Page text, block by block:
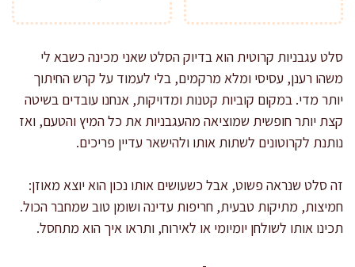
סלט עגבניות קרוטית הוא בדיוק הסלט שאני מכינה כשבא לי
משהו רענן, עסיסי ומלא מרקמים, בלי לעמוד על קרש החיתוך
יותר מדי. במקום קוביות קטנות ומדויקות, אנחנו עובדים בשיטה
קצת יותר חופשית שמוציאה מהעגבניות את כל המיץ והטעם, ואז
נותנת לקרוטונים לשתות אותו ולהישאר עדיין פריכים.
זה סלט שנראה פשוט, אבל כשעושים אותו נכון הוא יוצא מאוזן:
חמיצות, מתיקות טבעית, חריפות עדינה ושומן טוב שמחבר הכול.
תכינו אותו לשולחן יומיומי או לאירוח, ותראו איך הוא מתחסל.